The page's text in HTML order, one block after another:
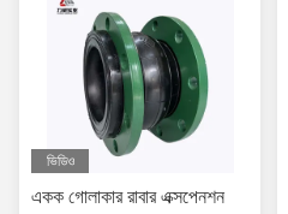
ভিডিও
একক গোলাকার রাবার এক্সপেনশন